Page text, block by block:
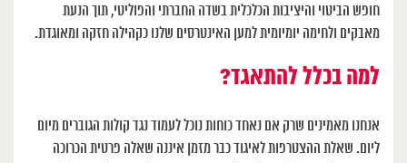
חופש הביטוי והיציבות הכלכלית בשדה החברתי והפוליטי, תוך הנעת
מאבקים ולחימה יומיומית למען האינטרסים שלנו כקהילה חזקה ומאוגדת.
למה בכלל להתאגד?
אנחנו מאמינים שרק אם נאחד כוחות נוכל לעמוד נגד קולות הגוברים מיום
ליום. שאלת ההצטרפות לאיגוד כבר מזמן איננה שאלה פרטית הכרוכה